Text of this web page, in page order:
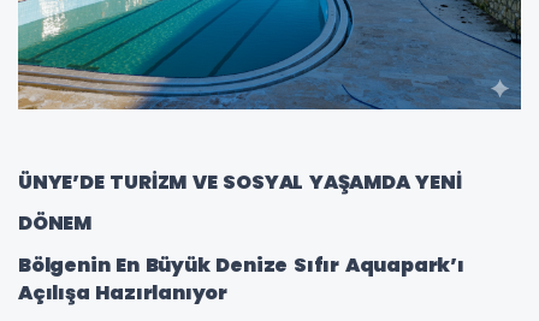
ÜNYE’DE TURİZM VE SOSYAL YAŞAMDA YENİ
DÖNEM
Bölgenin En Büyük Denize Sıfır Aquapark’ı
Açılışa Hazırlanıyor